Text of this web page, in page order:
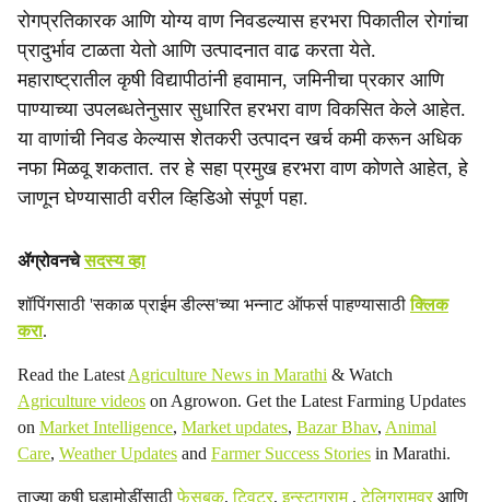
a
l
s
h
r
e
रोगप्रतिकारक आणि योग्य वाण निवडल्यास हरभरा पिकातील रोगांचा
प्रादुर्भाव टाळता येतो आणि उत्पादनात वाढ करता येते.
महाराष्ट्रातील कृषी विद्यापीठांनी हवामान, जमिनीचा प्रकार आणि
पाण्याच्या उपलब्धतेनुसार सुधारित हरभरा वाण विकसित केले आहेत.
या वाणांची निवड केल्यास शेतकरी उत्पादन खर्च कमी करून अधिक
नफा मिळवू शकतात. तर हे सहा प्रमुख हरभरा वाण कोणते आहेत, हे
जाणून घेण्यासाठी वरील व्हिडिओ संपूर्ण पहा.
ॲग्रोवनचेसदस्य व्हा
शॉपिंगसाठी 'सकाळ प्राईम डील्स'च्या भन्नाट ऑफर्स पाहण्यासाठीक्लिक
करा.
Read the Latest Agriculture News in Marathi & Watch
Agriculture videos on Agrowon. Get the Latest Farming Updates
on Market Intelligence, Market updates, Bazar Bhav, Animal
Care, Weather Updates and Farmer Success Stories in Marathi.
ताज्या कृषी घडामोडींसाठीफेसबुक,ट्विटर,इन्स्टाग्राम ,टेलिग्रामवरआणि